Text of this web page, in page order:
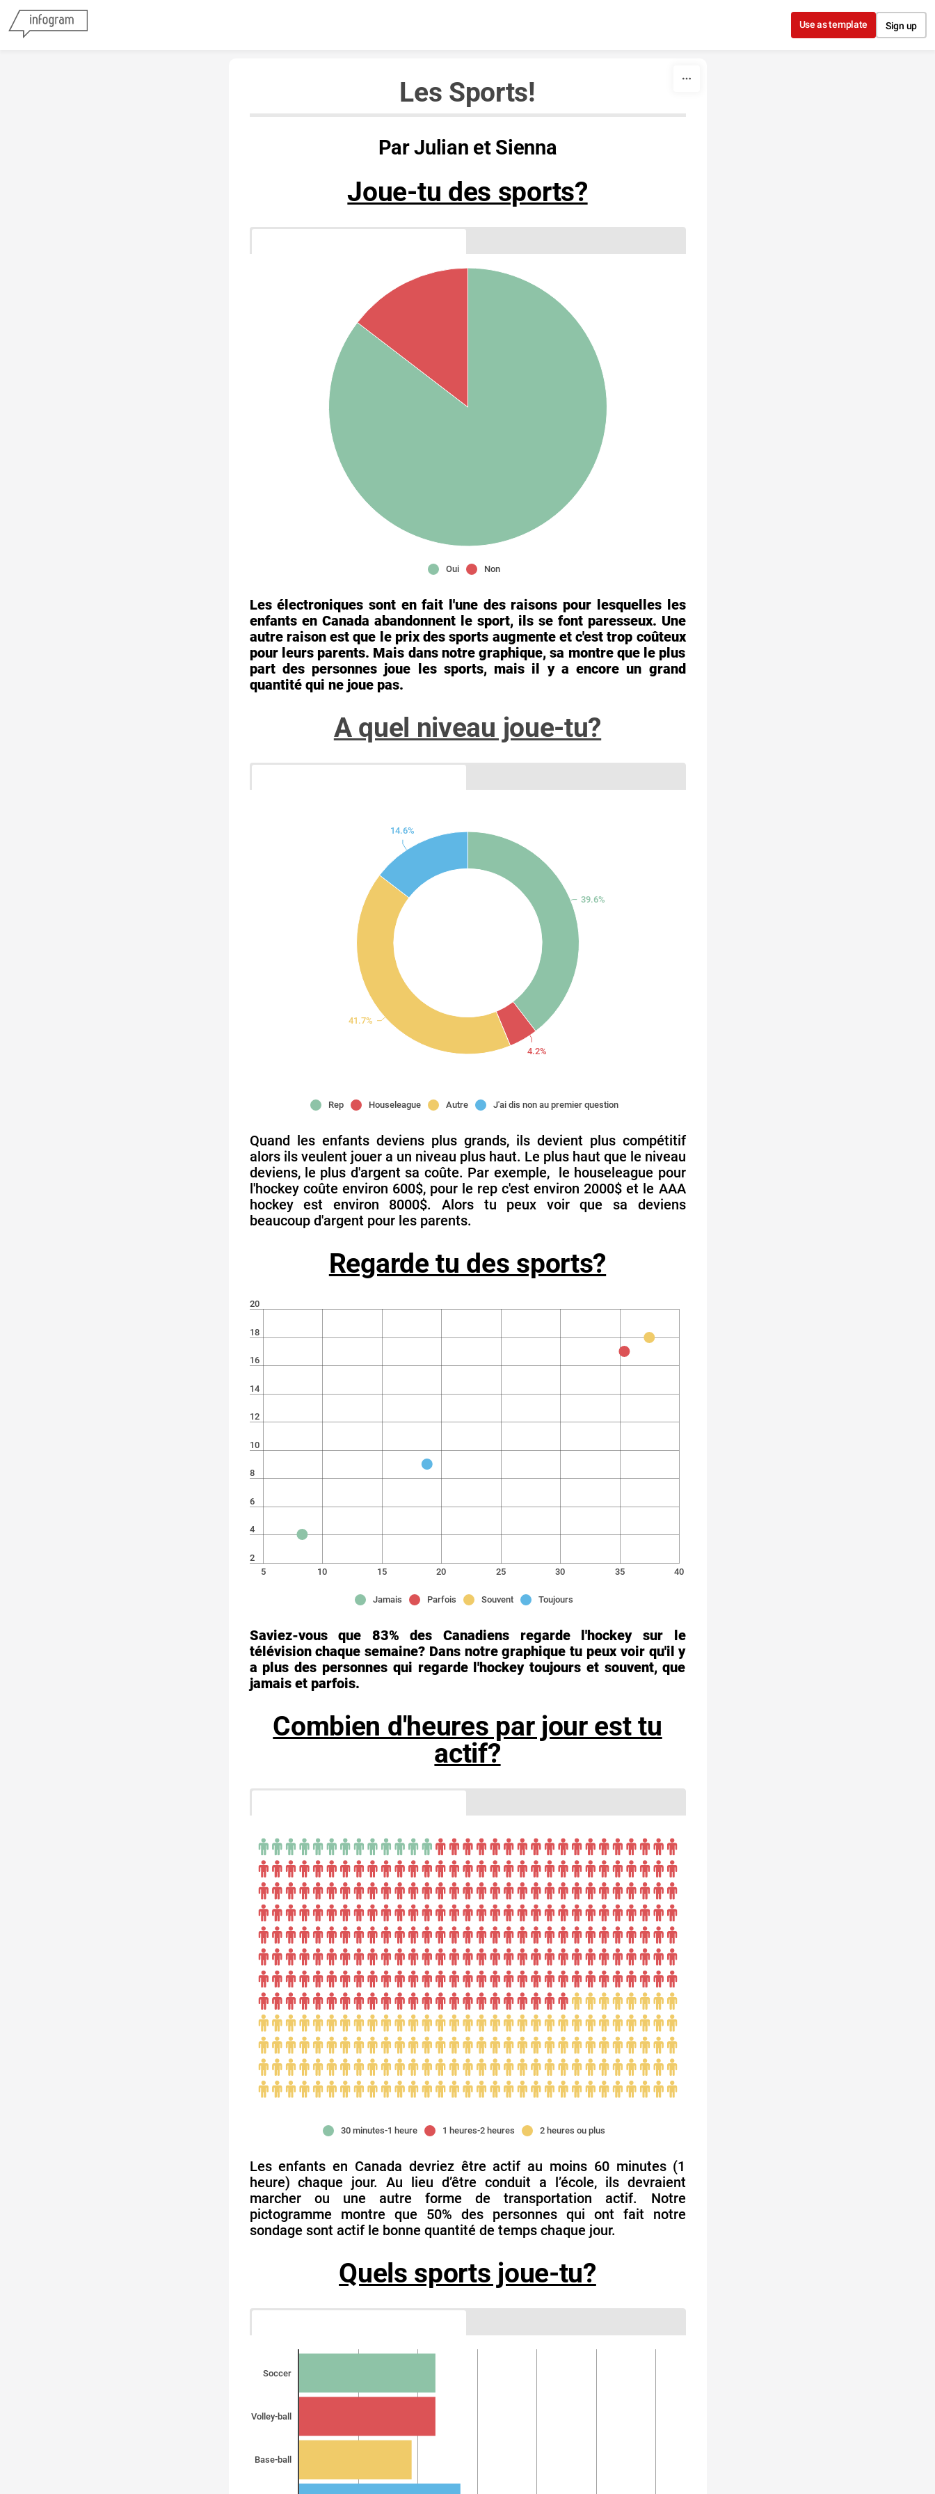
Use as template Sign up
Les Sports!
Par Julian et Sienna
Joue-tu des sports?
Oui Non
Les électroniques sont en fait l'une des raisons pour lesquelles les
enfants en Canada abandonnent le sport, ils se font paresseux. Une
autre raison est que le prix des sports augmente et c'est trop coûteux
pour leurs parents. Mais dans notre graphique, sa montre que le plus
part des personnes joue les sports, mais il y a encore un grand
quantité qui ne joue pas.
A quel niveau joue-tu?
Rep Houseleague Autre J'ai dis non au premier question
39.6%
4.2%
41.7%
14.6%
Quand les enfants deviens plus grands, ils devient plus compétitif
alors ils veulent jouer a un niveau plus haut. Le plus haut que le niveau
deviens, le plus d'argent sa coûte. Par exemple, le houseleague pour
l'hockey coûte environ 600$, pour le rep c'est environ 2000$ et le AAA
hockey est environ 8000$. Alors tu peux voir que sa deviens
beaucoup d'argent pour les parents.
Regarde tu des sports?
2
4
6
8
10
12
14
16
18
20
5 10 15 20 25 30 35 40
Jamais Parfois Souvent Toujours
Saviez-vous que 83% des Canadiens regarde l'hockey sur le
télévision chaque semaine? Dans notre graphique tu peux voir qu'il y
a plus des personnes qui regarde l'hockey toujours et souvent, que
jamais et parfois.
Combien d'heures par jour est tu
actif?
30 minutes-1 heure 1 heures-2 heures 2 heures ou plus
Les enfants en Canada devriez être actif au moins 60 minutes (1
heure) chaque jour. Au lieu d’être conduit a l’école, ils devraient
marcher ou une autre forme de transportation actif. Notre
pictogramme montre que 50% des personnes qui ont fait notre
sondage sont actif le bonne quantité de temps chaque jour.
Quels sports joue-tu?
Soccer
Volley-ball
Base-ball